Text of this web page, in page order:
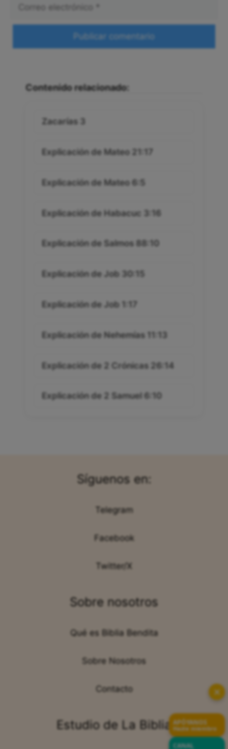
Contenido relacionado:
Zacarías 3
Explicación de Mateo 21:17
Explicación de Mateo 6:5
Explicación de Habacuc 3:16
Explicación de Salmos 88:10
Explicación de Job 30:15
Explicación de Job 1:17
Explicación de Nehemías 11:13
Explicación de 2 Crónicas 26:14
Explicación de 2 Samuel 6:10
Síguenos en:
Telegram
Facebook
Twitter/X
Sobre nosotros
Qué es Biblia Bendita
Sobre Nosotros
Contacto
Estudio de La Biblia
✕
APÓYANOS
Hazte miembro
CANAL